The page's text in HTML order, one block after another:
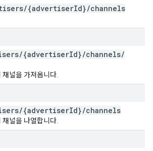
/{advertiserId}/channels
/{advertiserId}/channels/
널을 가져옵니다.
/{advertiserId}/channels
널을 나열합니다.